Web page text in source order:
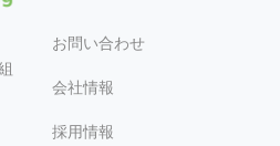
お問い合わせ
会社情報
採用情報